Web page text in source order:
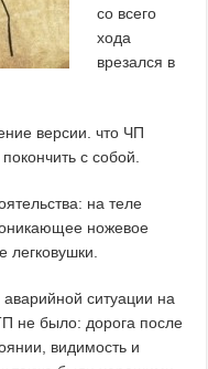
со всего
хода
врезался в
версии. что ЧП
с собой.
на теле
ножевое
ситуации на
не было: дорога после
видимость и